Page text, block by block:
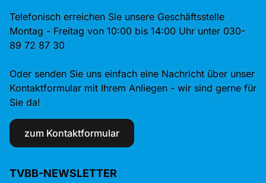
Telefonisch erreichen Sie unsere Geschäftsstelle
Montag - Freitag von 10:00 bis 14:00 Uhr unter 030-
89 72 87 30
Oder senden Sie uns einfach eine Nachricht über unser
Kontaktformular mit Ihrem Anliegen - wir sind gerne für
Sie da!
zum Kontaktformular
TVBB-NEWSLETTER